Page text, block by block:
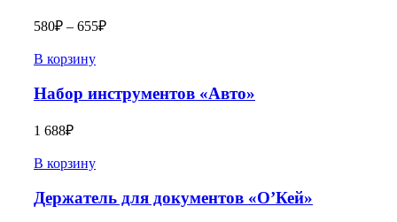
580₽ – 655₽
В корзину
Набор инструментов «Авто»
1 688₽
В корзину
Держатель для документов «О’Кей»